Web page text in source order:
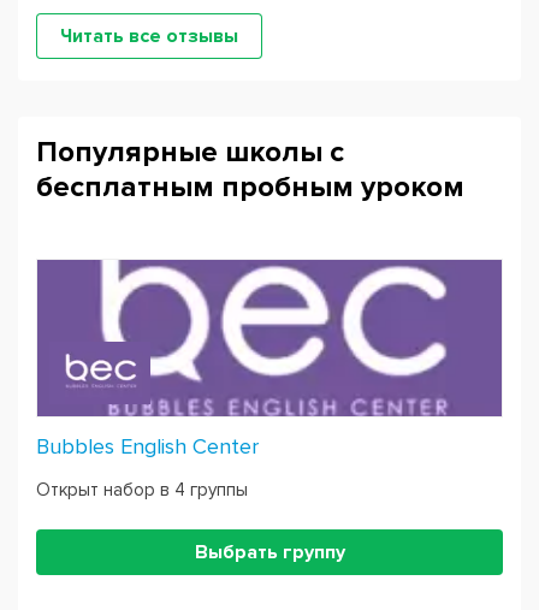
Читать все отзывы
Популярные школы с
бесплатным пробным уроком
Bubbles English Center
Открыт набор в 4 группы
Выбрать группу